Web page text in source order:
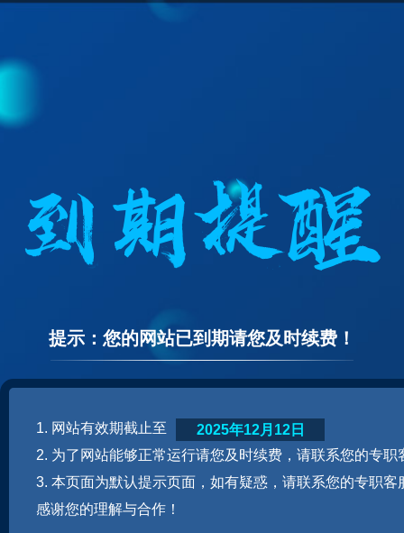
提示：您的网站已到期请您及时续费！
1. 网站有效期截止至
2. 为了网站能够正常运行请您及时续费，请联系您的专职
3. 本页面为默认提示页面，如有疑惑，请联系您的专职客
感谢您的理解与合作！
2025年12月12日